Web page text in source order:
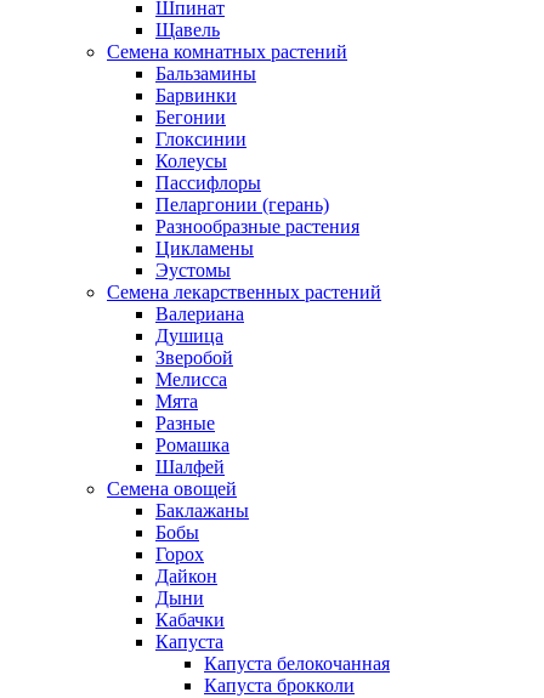
Шпинат
Щавель
Семена комнатных растений
Бальзамины
Барвинки
Бегонии
Глоксинии
Колеусы
Пассифлоры
Пеларгонии (герань)
Разнообразные растения
Цикламены
Эустомы
Семена лекарственных растений
Валериана
Душица
Зверобой
Мелисса
Мята
Разные
Ромашка
Шалфей
Семена овощей
Баклажаны
Бобы
Горох
Дайкон
Дыни
Кабачки
Капуста
Капуста белокочанная
Капуста брокколи